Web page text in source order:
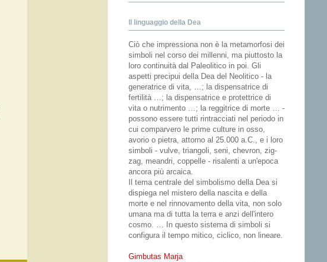
Il linguaggio della Dea
Ciò che impressiona non è la metamorfosi dei
simboli nel corso dei millenni, ma piuttosto la
loro continuità dal Paleolitico in poi. Gli
aspetti precipui della Dea del Neolitico - la
generatrice di vita, …; la dispensatrice di
fertilità …; la dispensatrice e protettrice di
vita o nutrimento …; la reggitrice di morte … -
possono essere tutti rintracciati nel periodo in
cui comparvero le prime culture in osso,
avorio o pietra, attorno al 25.000 a.C., e i loro
simboli - vulve, triangoli, seni, chevron, zig-
zag, meandri, coppelle - risalenti a un'epoca
ancora più arcaica.
Il tema centrale del simbolismo della Dea si
dispiega nel mistero della nascita e della
morte e nel rinnovamento della vita, non solo
umana ma di tutta la terra e anzi dell'intero
cosmo. … In questo sistema di simboli si
configura il tempo mitico, ciclico, non lineare.
Gimbutas Marja